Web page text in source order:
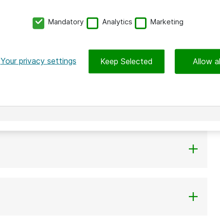
Mandatory Analytics Marketing
Your privacy settings Keep Selected Allow